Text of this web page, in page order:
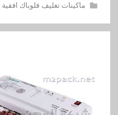
ماكينات تغليف فلوباك افقية